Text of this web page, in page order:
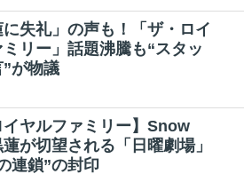
に失礼」の声も！「ザ・ロイ
リー」話題沸騰も“スタッ
が物議
イヤルファミリー】Snow
が切望される「日曜劇場」
連鎖”の封印